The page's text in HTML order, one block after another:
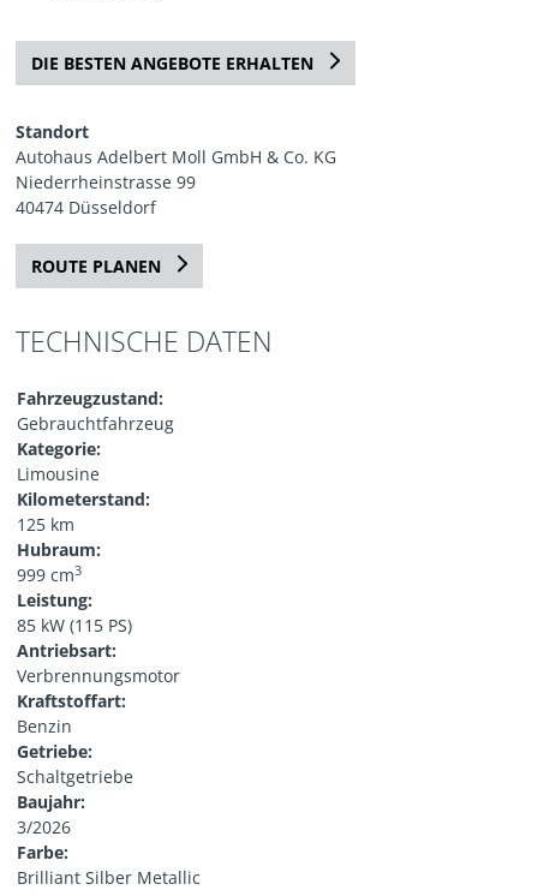
DIE BESTEN ANGEBOTE ERHALTEN
Standort
Autohaus Adelbert Moll GmbH & Co. KG
Niederrheinstrasse 99
40474 Düsseldorf
ROUTE PLANEN
TECHNISCHE DATEN
Fahrzeugzustand:
Gebrauchtfahrzeug
Kategorie:
Limousine
Kilometerstand:
125 km
Hubraum:
999 cm3
Leistung:
85 kW (115 PS)
Antriebsart:
Verbrennungsmotor
Kraftstoffart:
Benzin
Getriebe:
Schaltgetriebe
Baujahr:
3/2026
Farbe:
Brilliant Silber Metallic